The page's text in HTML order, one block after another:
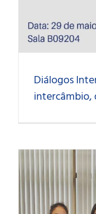
Diálogos
intercâmbio,